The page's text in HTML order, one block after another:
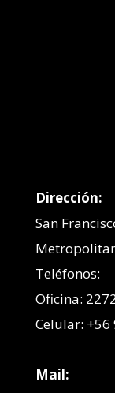
Dirección:
San
Teléfonos:
Oficina:
Celular: +56
Mail: